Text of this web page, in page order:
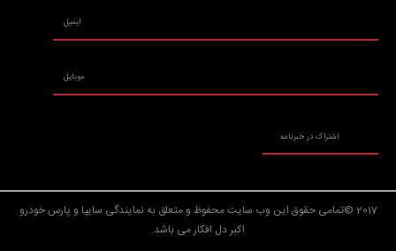
2017 ©تمامی حقوق این وب سایت محفوظ و متعلق به نمایندگی سایپا و پارس خودرو
اکبر دل افکار می باشد.